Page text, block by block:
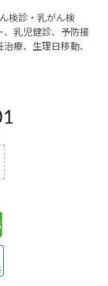
検診・乳がん検
乳児健診、予防接
療、生理日移動、